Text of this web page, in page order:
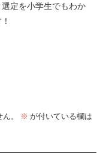
定を小学生でもわか
。 ※ が付いている欄は